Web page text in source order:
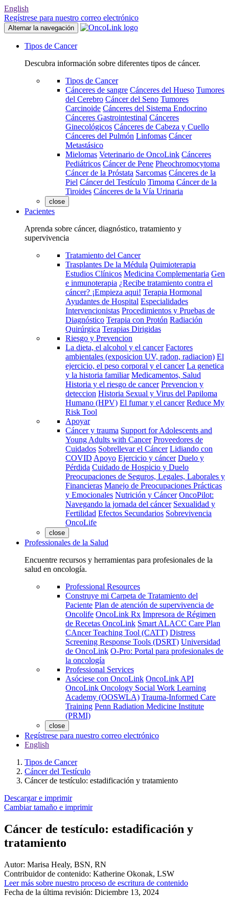
English
Regístrese para nuestro correo electrónico
Alternar la navegación
Tipos de Cancer
Descubra información sobre diferentes tipos de cáncer.
Tipos de Cancer
Cánceres de sangre Cánceres del Hueso Tumores
del Cerebro Cáncer del Seno Tumores
Carcinoide Cánceres del Sistema Endocrino
Cánceres Gastrointestinal Cánceres
Ginecológicos Cánceres de Cabeza y Cuello
Cánceres del Pulmón Linfomas Cáncer
Metastásico
Mielomas Veterinario de OncoLink Cánceres
Pediátricos Cáncer de Pene Pheochromocytoma
Cáncer de la Próstata Sarcomas Cánceres de la
Piel Cáncer del Testículo Timoma Cáncer de la
Tiroides Cánceres de la Vía Urinaria
close
Pacientes
Aprenda sobre cáncer, diagnóstico, tratamiento y
supervivencia
Tratamiento del Cancer
Trasplantes De la Médula Quimioterapia
Estudios Clínicos Medicina Complementaria Gen
e inmunoterapia ¿Recibe tratamiento contra el
cáncer? ¡Empieza aqui! Terapia Hormonal
Ayudantes de Hospital Especialidades
Intervencionistas Procedimientos y Pruebas de
Diagnóstico Terapia con Protón Radiación
Quirúrgica Terapias Dirigidas
Riesgo y Prevencion
La dieta, el alcohol y el cancer Factores
ambientales (exposicion UV, radon, radiacion) El
ejercicio, el peso corporal y el cancer La genetica
y la historia familiar Medicamentos, Salud
Historia y el riesgo de cancer Prevencion y
deteccion Historia Sexual y Virus del Papiloma
Humano (HPV) El fumar y el cancer Reduce My
Risk Tool
Apoyar
Cáncer y trauma Support for Adolescents and
Young Adults with Cancer Proveedores de
Cuidados Sobrellevar el Cáncer Lidiando con
COVID Apoyo Ejercicio y cáncer Duelo y
Pérdida Cuidado de Hospicio y Duelo
Preocupaciones de Seguros, Legales, Laborales y
Financieras Manejo de Preocupaciones Prácticas
y Emocionales Nutrición y Cáncer OncoPilot:
Navegando la jornada del cáncer Sexualidad y
Fertilidad Efectos Secundarios Sobrevivencia
OncoLife
close
Professionales de la Salud
Encuentre recursos y herramientas para profesionales de la
salud en oncología.
Professional Resources
Construye mi Carpeta de Tratamiento del
Paciente Plan de atención de supervivencia de
Oncolife OncoLink Rx Impresora de Régimen
de Recetas OncoLink Smart ALACC Care Plan
CAncer Teaching Tool (CATT) Distress
Screening Response Tools (DSRT) Universidad
de OncoLink O-Pro: Portal para profesionales de
la oncología
Professional Services
Asóciese con OncoLink OncoLink API
OncoLink Oncology Social Work Learning
Academy (OOSWLA) Trauma-Informed Care
Training Penn Radiation Medicine Institute
(PRMI)
close
Regístrese para nuestro correo electrónico
English
Tipos de Cancer
Cáncer del Testículo
Cáncer de testículo: estadificación y tratamiento
Descargar e imprimir
Cambiar tamaño e imprimir
Cáncer de testículo: estadificación y
tratamiento
Autor: Marisa Healy, BSN, RN
Contribuidor de contenido: Katherine Okonak, LSW
Leer más sobre nuestro proceso de escritura de contenido
Fecha de la última revisión: Diciembre 13, 2024